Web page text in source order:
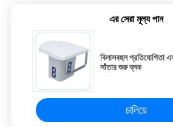
এর সেরা মূল্য পান
বিলাসবহুল প্রতিযোগিতা
সাঁতার শুরু ব্লক
চালিয়ে